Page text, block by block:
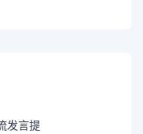
发言提